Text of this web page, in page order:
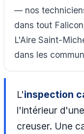
— nos
dans tout
L'Aire Saint-
dans les
L'inspection
l'intérieur
creuser. Une